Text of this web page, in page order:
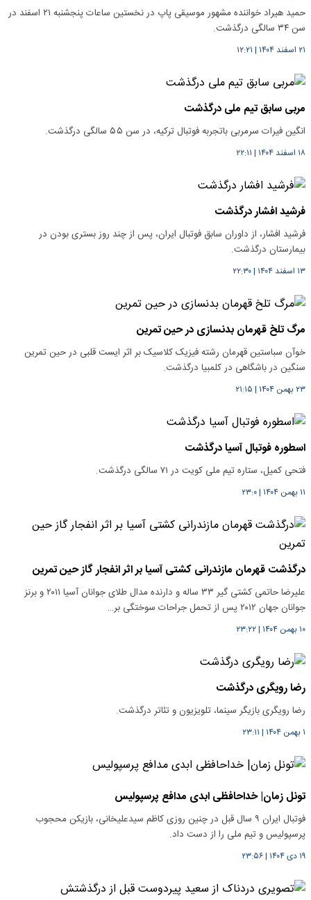
حمید هیراد خواننده مشهور موسیقی پاپ در نخستین ساعات پنجشنبه ۲۱ اسفند در
سن ۳۴ سالگی درگذشت.
۲۱ اسفند ۱۴۰۴ | ۱۲:۲۱
مربی سابق تیم ملی درگذشت
انگین فیرات سرمربی باتجربه فوتبال ترکیه، در سن ۵۵ سالگی درگذشت.
۱۸ اسفند ۱۴۰۴ | ۲۲:۱۱
فرشید افشار درگذشت
فرشید افشار، از داوران سابق فوتبال ایران، پس از چند روز بستری بودن در
بیمارستان درگذشت.
۱۳ اسفند ۱۴۰۴ |۲۲:۳۰
مرگ تلخ قهرمان بدنسازی در حین تمرین
خوآن سباستین قهرمان رشته فیزیک کلاسیک بر اثر ایست قلبی در حین تمرین
سنگین در باشگاهی در کلمبیا درگذشت.
۲۳ بهمن ۱۴۰۴ | ۲۱:۱۵
اسطوره فوتبال آسیا درگذشت
فتحی کمیل، ستاره تیم ملی کویت در ۷۱ سالگی درگذشت.
۱۱ بهمن ۱۴۰۴ |۲۳:۰
درگذشت قهرمان مازندرانی کشتی آسیا بر اثر انفجار گاز حین تمرین
علیرضا حاتمی کشتی گیر ۳۳ ساله و دارنده مدال طلای جوانان آسیا ۲۰۱۱ و برنز
جوانان جهان ۲۰۱۲ پس از تحمل جراحات سوختگی بر…
۱۰ بهمن ۱۴۰۴ |۲۳:۲۲
رضا رویگری درگذشت
رضا رویگری بازیگر سینما، تلویزیون و تئاتر درگذشت.
۱ بهمن ۱۴۰۴ | ۲۳:۱۱
تونل زمان| خداحافظی ابدی مدافع پرسپولیس
فوتبال ایران ۹ سال قبل در چنین روزی کاظم سیدعلیخانی، بازیکن محجوب
پرسپولیس و تیم ملی را از دست داد.
۱۹ دی ۱۴۰۴ |۲۳:۵۶